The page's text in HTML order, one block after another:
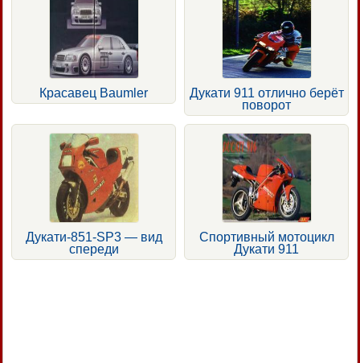
Красавец Baumler
Дукати 911 отлично берёт
поворот
Дукати-851-SP3 — вид
спереди
Спортивный мотоцикл
Дукати 911